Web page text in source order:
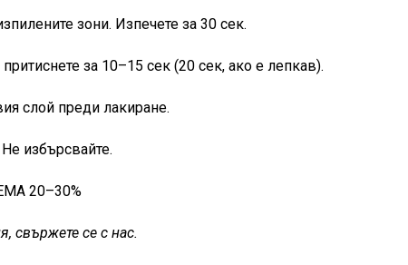
зони. Изпечете за 30 сек.
за 10–15 сек (20 сек, ако е лепкав).
слой преди лакиране.
избърсвайте.
20–30%
свържете се с нас.